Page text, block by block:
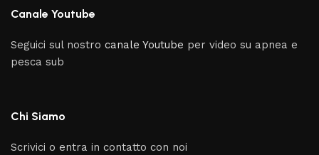
Canale Youtube
Seguici sul nostrocanale Youtube per video su apnea e
pesca sub
Chi Siamo
Scrivici o entra in contatto con noi